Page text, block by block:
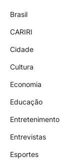
Brasil
CARIRI
Cidade
Cultura
Economia
Educação
Entretenimento
Entrevistas
Esportes